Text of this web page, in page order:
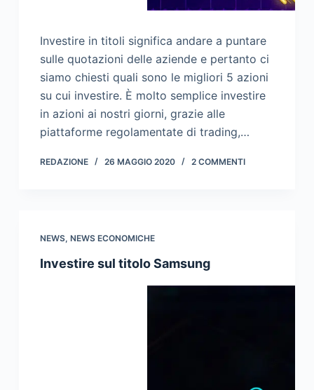
Investire in titoli significa andare a puntare
sulle quotazioni delle aziende e pertanto ci
siamo chiesti quali sono le migliori 5 azioni
su cui investire. È molto semplice investire
in azioni ai nostri giorni, grazie alle
piattaforme regolamentate di trading,…
REDAZIONE 26 MAGGIO 2020 2 COMMENTI
NEWS, NEWS ECONOMICHE
Investire sul titolo Samsung